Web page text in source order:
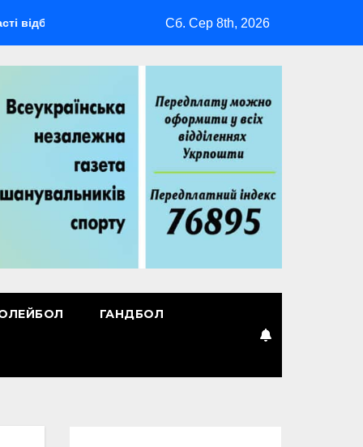
мультиспортивний табір ГАРТ 2026 – як долучитися
Сб. Сер 8th, 2026
ГАНДБОЛ